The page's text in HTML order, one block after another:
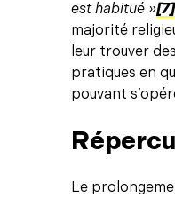
est habitué »[7]
majorité
leur trouver
pratiques en
pouvant
Le